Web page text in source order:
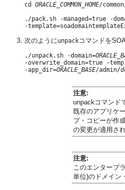
cd ORACLE_COMMON_HOME/
./pack.sh -managed=true -
次のように unpackコマンドを
./unpack.sh -domain=
-overwrite_domain=true -
-app_dir=ORACLE_BASE/admin/
注意:
unpackコマンド
既存のアプリケ
プ・コピーが作
の変更が適用さ
注意:
このエンタープ
単位)のドメイン